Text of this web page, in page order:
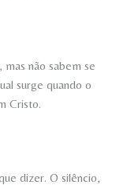
não sabem se
surge quando o
Cristo.
dizer. O silêncio,